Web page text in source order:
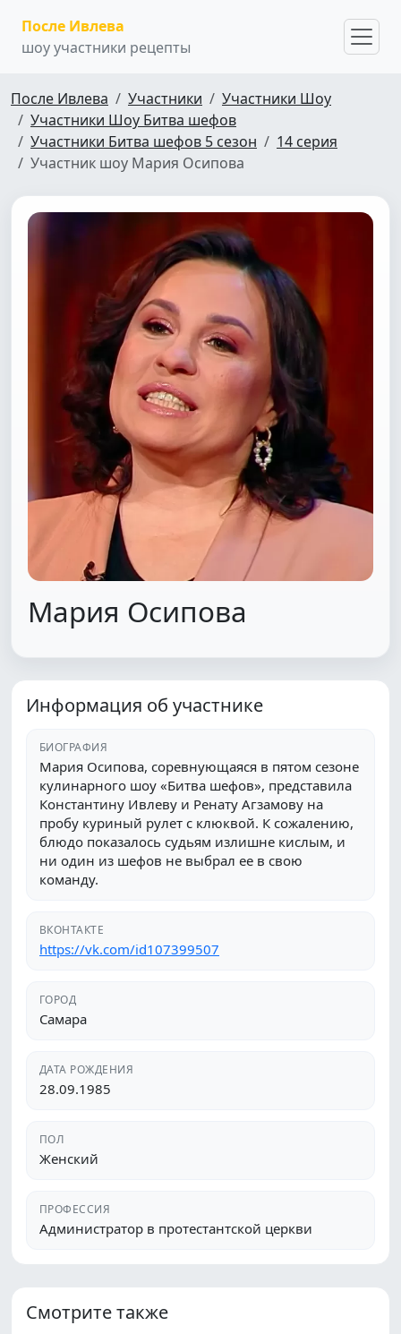
После Ивлева
шоу участники рецепты
После Ивлева Участники
Участники Шоу
Участники Шоу Битва шефов
Участники Битва шефов 5 сезон
14 серия
Участник шоу Мария Осипова
Мария Осипова
Информация об участнике
БИОГРАФИЯ
Мария Осипова, соревнующаяся в пятом сезоне
кулинарного шоу «Битва шефов», представила
Константину Ивлеву и Ренату Агзамову на
пробу куриный рулет с клюквой. К сожалению,
блюдо показалось судьям излишне кислым, и
ни один из шефов не выбрал ее в свою
команду.
ВКОНТАКТЕ
https://vk.com/id107399507
ГОРОД
Самара
ДАТА РОЖДЕНИЯ
28.09.1985
ПОЛ
Женский
ПРОФЕССИЯ
Администратор в протестантской церкви
Смотрите также